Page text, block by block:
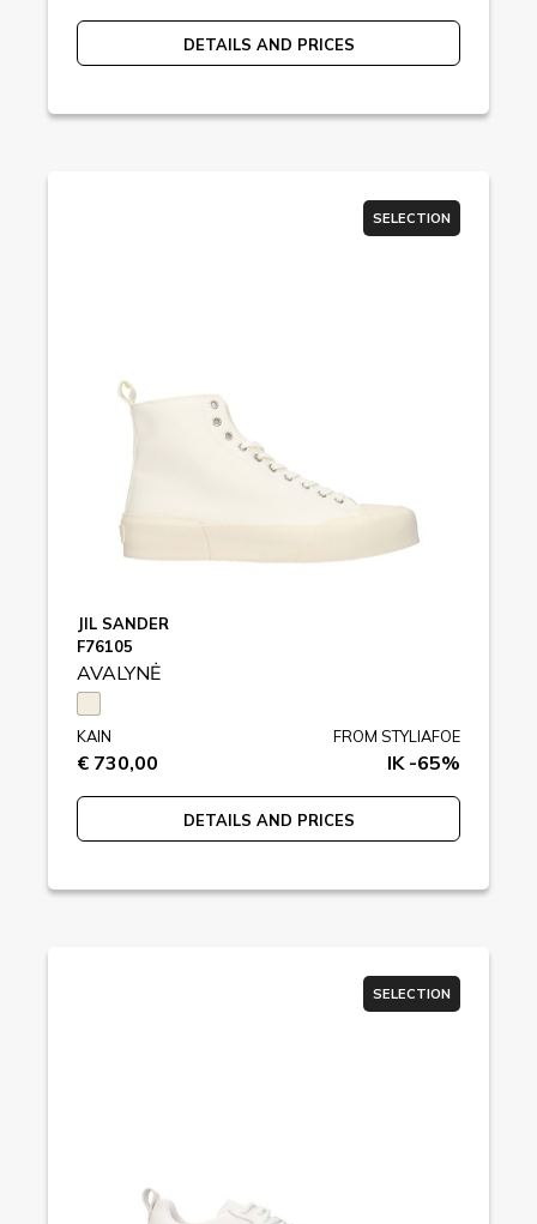
DETAILS AND PRICES
SELECTION
JIL SANDER
F76105
AVALYNĖ
KAIN
€ 730,00
FROM STYLIAFOE
IK -65%
DETAILS AND PRICES
SELECTION